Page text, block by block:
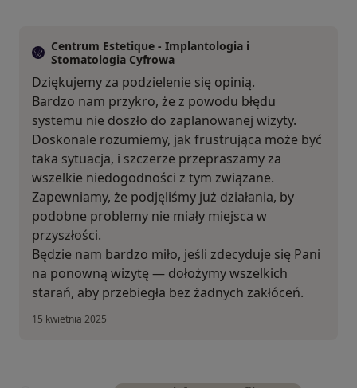
Centrum Estetique - Implantologia i
Stomatologia Cyfrowa
Dziękujemy za podzielenie się opinią.
Bardzo nam przykro, że z powodu błędu
systemu nie doszło do zaplanowanej wizyty.
Doskonale rozumiemy, jak frustrująca może być
taka sytuacja, i szczerze przepraszamy za
wszelkie niedogodności z tym związane.
Zapewniamy, że podjęliśmy już działania, by
podobne problemy nie miały miejsca w
przyszłości.
Będzie nam bardzo miło, jeśli zdecyduje się Pani
na ponowną wizytę — dołożymy wszelkich
starań, aby przebiegła bez żadnych zakłóceń.
15 kwietnia 2025